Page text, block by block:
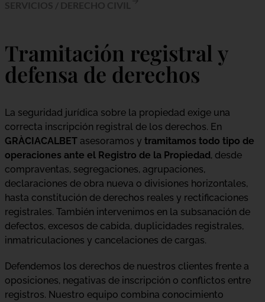
Tramitación registral y
defensa de derechos
La seguridad jurídica sobre la propiedad exige una
correcta inscripción registral de los derechos. En
GRÀCIACALBET asesoramos y tramitamos todo tipo de
operaciones ante el Registro de la Propiedad, desde
compraventas, segregaciones, agrupaciones,
declaraciones de obra nueva o divisiones horizontales,
hasta constitución de derechos reales y rectificaciones
registrales. También intervenimos en la subsanación de
defectos, excesos de cabida, duplicidades registrales,
inmatriculaciones y cancelaciones de cargas.
Defendemos los derechos de nuestros clientes frente a
oposiciones, negativas de inscripción o conflictos entre
registros. Nuestro equipo combina conocimiento